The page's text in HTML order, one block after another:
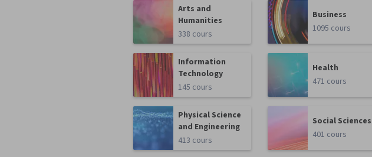
Arts and
Humanities
338 cours
Business
1095 cours
Information
Technology
145 cours
Health
471 cours
Physical Science
and Engineering
413 cours
Social Sciences
401 cours